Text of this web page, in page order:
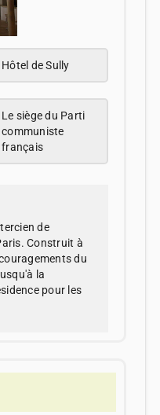
Hôtel de Sully
Le siège du Parti
communiste
français
de
Construit à
du
la
pour les